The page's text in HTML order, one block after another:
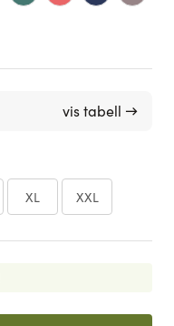
vis tabell →
XL XXL